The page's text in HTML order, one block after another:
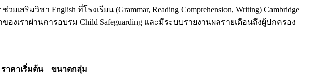
สริมวิชา English ที่โรงเรียน (Grammar, Reading Comprehension, Writing) Cambridge
องเราผ่านการอบรม Child Safeguarding และมีระบบรายงานผลรายเดือนถึงผู้ปกครอง
ราคาเริ่มต้น
ขนาดกลุ่ม